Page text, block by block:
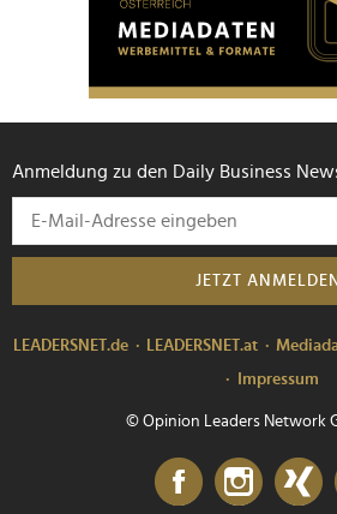
Anmeldung zu den Daily Business
JETZT ANMELDEN
LEADERSNET.de LEADERSNET.at
Impressum
© Opinion Leaders Network